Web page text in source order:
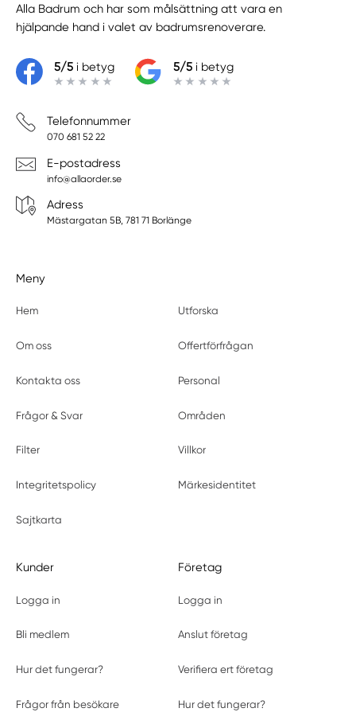
Alla Badrum och har som målsättning att vara en
hjälpande hand i valet av badrumsrenoverare.
5/5i betyg 5/5i betyg
Telefonnummer
070 681 52 22
E-postadress
info@allaorder.se
Adress
Mästargatan 5B, 781 71 Borlänge
Meny
Hem Utforska
Om oss Offertförfrågan
Kontakta oss Personal
Frågor & Svar Områden
Filter Villkor
Integritetspolicy Märkesidentitet
Sajtkarta
Kunder
Logga in
Bli medlem
Hur det fungerar?
Frågor från besökare
Företag
Logga in
Anslut företag
Verifiera ert företag
Hur det fungerar?